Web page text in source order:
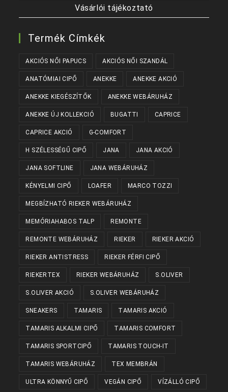
Vásárlói tájékoztató
Termék Címkék
AKCIÓS NŐI PAPUCS AKCIÓS NŐI SZANDÁL
ANATÓMIAI CIPŐ ANEKKE ANEKKE AKCIÓ
ANEKKE KIEGÉSZÍTŐK ANEKKE WEBÁRUHÁZ
ANEKKE ÚJ KOLLEKCIÓ BUGATTI CAPRICE
CAPRICE AKCIÓ G-COMFORT
H SZÉLESSÉGŰ CIPŐ JANA JANA AKCIÓ
JANA SOFTLINE JANA WEBÁRUHÁZ
KÉNYELMI CIPŐ LOAFER MARCO TOZZI
MEGBÍZHATÓ RIEKER WEBÁRUHÁZ
MEMÓRIAHABOS TALP REMONTE
REMONTE WEBÁRUHÁZ RIEKER RIEKER AKCIÓ
RIEKER ANTISTRESS RIEKER FÉRFI CIPŐ
RIEKERTEX RIEKER WEBÁRUHÁZ S.OLIVER
S.OLIVER AKCIÓ S.OLIVER WEBÁRUHÁZ
SNEAKERS TAMARIS TAMARIS AKCIÓ
TAMARIS ALKALMI CIPŐ TAMARIS COMFORT
TAMARIS SPORTCIPŐ TAMARIS TOUCH-IT
TAMARIS WEBÁRUHÁZ TEX MEMBRÁN
ULTRA KÖNNYŰ CIPŐ VEGÁN CIPŐ VÍZÁLLÓ CIPŐ